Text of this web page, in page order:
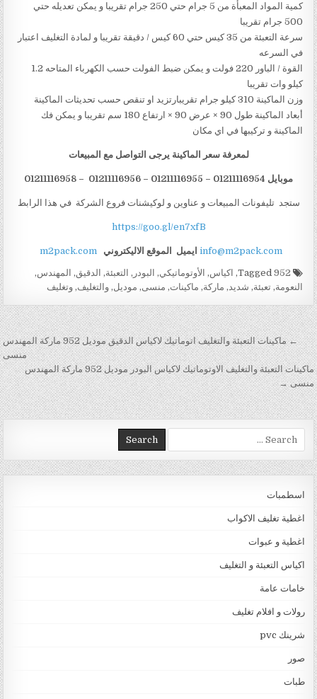
كمية المواد المعبأة من 5 جرام حتي 250 جرام تقريبا و يمكن تعديله حتي
500 جرام تقريبا
سرعة التعبئة من 35 كيس حتي 60 كيس / دقيقة تقريبا و لمادة التغليف اعتبار
في السرعه
القوة / الباور 220 فولت و يمكن ضبط الفولت حسب الكهرباء المتاحه 1.2
كيلو وات تقريبا
وزن الماكينة 310 كيلو جرام تقريبارتزيد او تنقص حسب تحديثات الماكينة
أبعاد الماكينة طول 90 × عرض 90 × ارتفاع 180 سم تقريبا و يمكن فك
الماكينة و تركيبها في اي مكان
لمعرفة سعر الماكينة يرجى التواصل مع المبيعات
موبايل 01211116954 – 01211116955 – 01211116956 – 01211116958
ستجد تليفونات المبيعات و عناوين و لوكيشنات فروع الشركة في هذا الرابط
https://goo.gl/en7xfB
info@m2pack.com ايميل الموقع الاليكتروني m2pack.com
952
, اكياس, الأوتوماتيكي, البودر , التعبئة, الدقيق, المهندس,
النعومة,تعبئة, شديد, ماركة, ماكينات, منسى, موديل,والتغليف,وتغليف
تصفّح المقالات
← ماكينات التعبئة والتغليف اتوماتيك لاكياس الدقيق موديل 952 ماركة المهندس
منسى
ماكينات التعبئة والتغليف الاوتوماتيك لاكياس البودر موديل 952 ماركة المهندس
منسى →
Search for:
اسطمبات
اغطية تغليف الاكواب
اغطية و عبوات
اكياس التعبئة و التغليف
خامات عامة
رولات و افلام تغليف
شرينك pvc
صور
طبات